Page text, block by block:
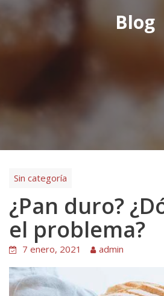
Blog
Sin categoría
¿Pan duro?
el problema?
7 enero, 2021 admin